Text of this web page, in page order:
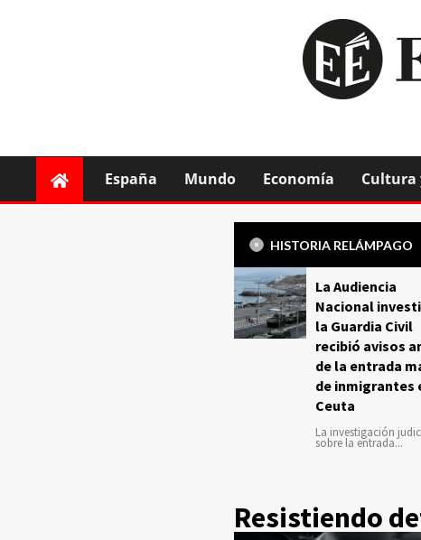
España Mundo Economía Cultura
HISTORIA RELÁMPAGO
La Audiencia
Nacional
la Guardia Civil
recibió avisos
de la entrada
de inmigrantes
Ceuta
La investigación
sobre la entrada...
Resistiendo